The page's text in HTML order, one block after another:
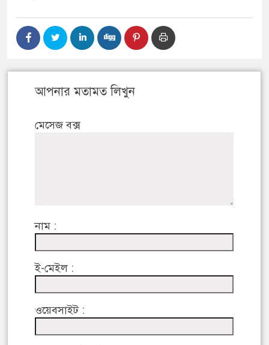
আপনার মতামত লিখুন
মেসেজ বক্স
নাম :
ই-মেইল :
ওয়েবসাইট :